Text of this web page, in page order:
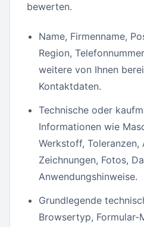
bewerten.
Name, Firmenname,
Region,
weitere von Ihnen
Kontaktdaten.
Technische oder
Informationen wie
Werkstoff, Toleranzen,
Zeichnungen, Fotos,
Anwendungshinweise.
Grundlegende
Browsertyp, Formular-